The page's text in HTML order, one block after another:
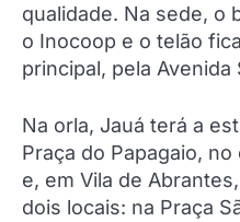
qualidade. Na sede, o
o Inocoop e o telão
principal, pela Avenida
Na orla, Jauá terá a
Praça do Papagaio,
e, em Vila de
dois locais: na Praça